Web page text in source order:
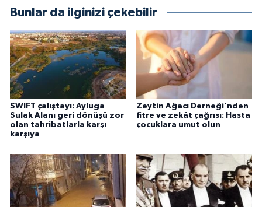
Bunlar da ilginizi çekebilir
SWIFT çalıştayı: Ayluga
Sulak Alanı geri dönüşü zor
olan tahribatlarla karşı
karşıya
Zeytin Ağacı Derneği'nden
fitre ve zekât çağrısı: Hasta
çocuklara umut olun